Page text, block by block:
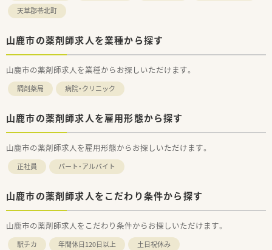
天草郡苓北町
山鹿市の薬剤師求人を業種から探す
山鹿市の薬剤師求人を業種からお探しいただけます。
調剤薬局 病院・クリニック
山鹿市の薬剤師求人を雇用形態から探す
山鹿市の薬剤師求人を雇用形態からお探しいただけます。
正社員 パート・アルバイト
山鹿市の薬剤師求人をこだわり条件から探す
山鹿市の薬剤師求人をこだわり条件からお探しいただけます。
駅チカ 年間休日120日以上
土日祝休み